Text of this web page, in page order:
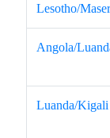
Lesotho/
Angola/
Luanda/Kigali